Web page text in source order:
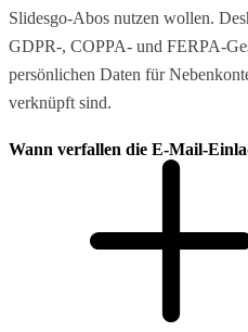
Slidesgo-Abos nutzen wollen.
GDPR-, COPPA- und FERPA-
persönlichen Daten für
verknüpft sind.
Wann verfallen die E-Mail-